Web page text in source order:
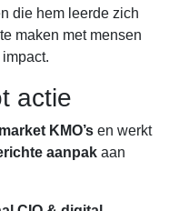
die hem leerde zich
maken met mensen
actie
KMO’s en werkt
aanpak aan